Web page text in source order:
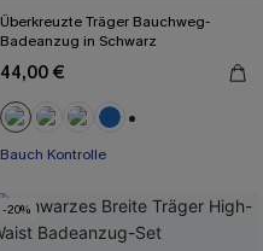
Überkreuzte Träger Bauchweg-
Badeanzug in Schwarz
44,00 €
Bauch Kontrolle
-20%